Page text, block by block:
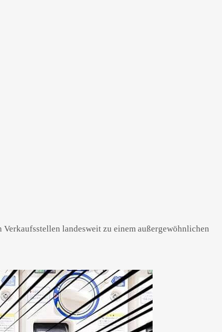
landesweit zu einem außergewöhnlichen